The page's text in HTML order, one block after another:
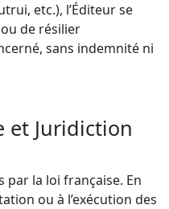
etc.), l’Éditeur se
de résilier
sans indemnité ni
et Juridiction
par la loi française. En
ou à l’exécution des